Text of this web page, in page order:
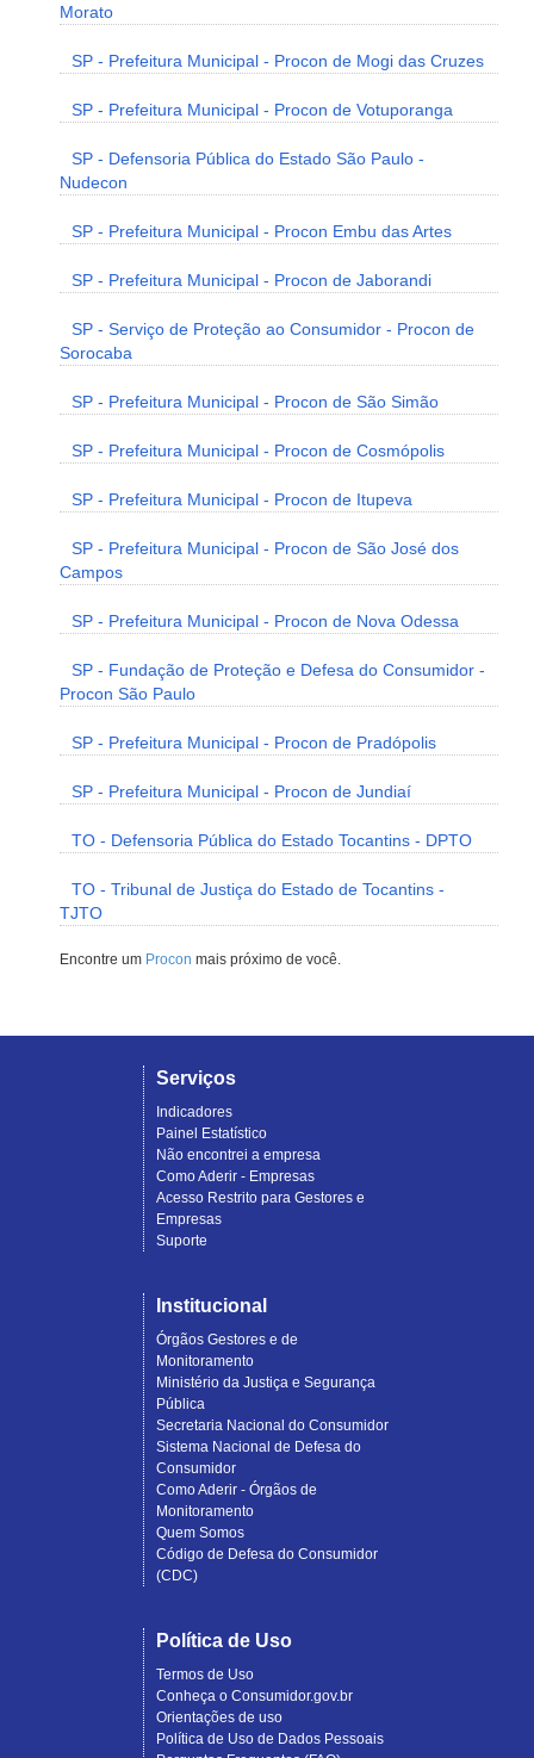
Morato
SP - Prefeitura Municipal - Procon de Mogi das Cruzes
SP - Prefeitura Municipal - Procon de Votuporanga
SP - Defensoria Pública do Estado São Paulo -
Nudecon
SP - Prefeitura Municipal - Procon Embu das Artes
SP - Prefeitura Municipal - Procon de Jaborandi
SP - Serviço de Proteção ao Consumidor - Procon de
Sorocaba
SP - Prefeitura Municipal - Procon de São Simão
SP - Prefeitura Municipal - Procon de Cosmópolis
SP - Prefeitura Municipal - Procon de Itupeva
SP - Prefeitura Municipal - Procon de São José dos
Campos
SP - Prefeitura Municipal - Procon de Nova Odessa
SP - Fundação de Proteção e Defesa do Consumidor -
Procon São Paulo
SP - Prefeitura Municipal - Procon de Pradópolis
SP - Prefeitura Municipal - Procon de Jundiaí
TO - Defensoria Pública do Estado Tocantins - DPTO
TO - Tribunal de Justiça do Estado de Tocantins -
TJTO
Encontre um Procon mais próximo de você.
Serviços
Indicadores
Painel Estatístico
Não encontrei a empresa
Como Aderir - Empresas
Acesso Restrito para Gestores e
Empresas
Suporte
Institucional
Órgãos Gestores e de
Monitoramento
Ministério da Justiça e Segurança
Pública
Secretaria Nacional do Consumidor
Sistema Nacional de Defesa do
Consumidor
Como Aderir - Órgãos de
Monitoramento
Quem Somos
Código de Defesa do Consumidor
(CDC)
Política de Uso
Termos de Uso
Conheça o Consumidor.gov.br
Orientações de uso
Política de Uso de Dados Pessoais